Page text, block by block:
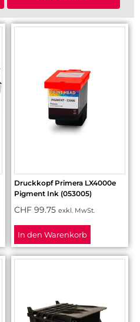
Druckkopf Primera LX4000e
Pigment Ink (053005)
CHF 99.75 exkl. MwSt.
In den Warenkorb